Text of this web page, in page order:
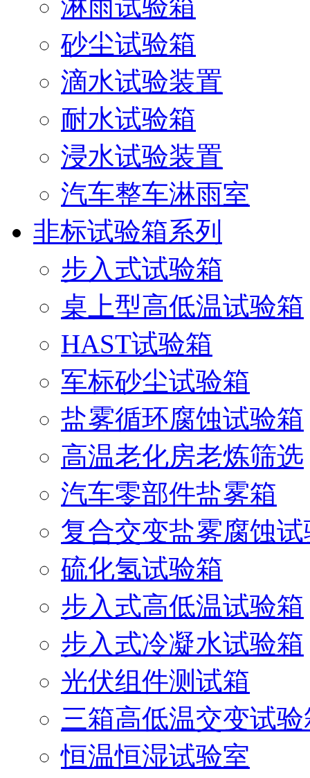
淋雨试验箱
砂尘试验箱
滴水试验装置
耐水试验箱
浸水试验装置
汽车整车淋雨室
非标试验箱系列
步入式试验箱
桌上型高低温试验箱
HAST试验箱
军标砂尘试验箱
盐雾循环腐蚀试验箱
高温老化房老炼筛选
汽车零部件盐雾箱
复合交变盐雾腐蚀
硫化氢试验箱
步入式高低温试验箱
步入式冷凝水试验箱
光伏组件测试箱
三箱高低温交变试验
恒温恒湿试验室